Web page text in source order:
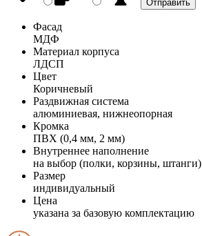
Фасад
МДФ
Материал корпуса
ЛДСП
Цвет
Коричневый
Раздвижная система
алюминиевая, нижнеопорная
Кромка
ПВХ (0,4 мм, 2 мм)
Внутреннее наполнение
на выбор (полки, корзины, штанги)
Размер
индивидуальный
Цена
указана за базовую комплектацию